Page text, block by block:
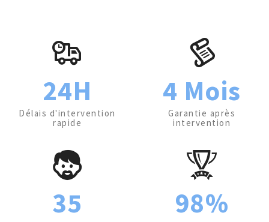
24H
Délais d'intervention
rapide
4 Mois
Garantie après
intervention
35 98%